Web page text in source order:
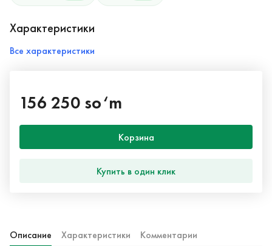
Характеристики
Все характеристики
156 250 so‘m
Корзина
Купить в один клик
Описание Характеристики Комментарии